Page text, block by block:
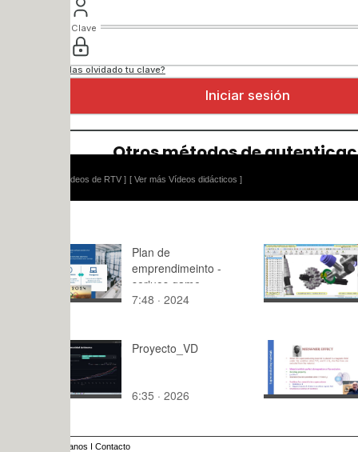
[ Ver más Vídeos didácticos ]
Plan de
emprendimeinto -
seriuos game
7:48 · 2024
Montaje
Technic
10:40 ·
Proyecto_VD
6:35 · 2026
Ceramics
7:39 · 2020